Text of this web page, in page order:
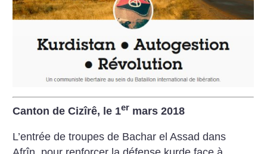
Canton de Cizîrê, le 1er mars 2018
L’entrée de troupes de Bachar el Assad dans